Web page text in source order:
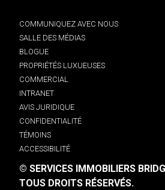
COMMUNIQUEZ AVEC NOUS
SALLE DES MÉDIAS
BLOGUE
PROPRIÉTÉS LUXUEUSES
COMMERCIAL
INTRANET
AVIS JURIDIQUE
CONFIDENTIALITÉ
TÉMOINS
ACCESSIBILITÉ
© SERVICES IMMOBILIERS
TOUS DROITS RÉSERVÉS.